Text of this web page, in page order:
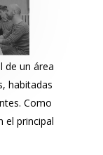
de un área
habitadas
Como
el principal